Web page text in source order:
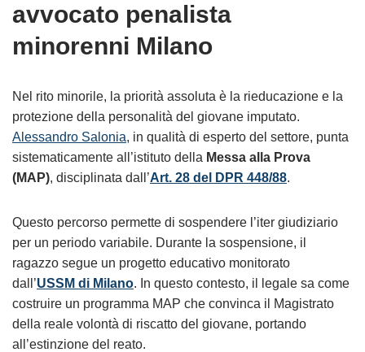
avvocato penalista
minorenni Milano
Nel rito minorile, la priorità assoluta è la rieducazione e la
protezione della personalità del giovane imputato.
Alessandro Salonia, in qualità di esperto del settore, punta
sistematicamente all’istituto della Messa alla Prova
(MAP), disciplinata dall’Art. 28 del DPR 448/88.
Questo percorso permette di sospendere l’iter giudiziario
per un periodo variabile. Durante la sospensione, il
ragazzo segue un progetto educativo monitorato
dall’USSM di Milano. In questo contesto, il legale sa come
costruire un programma MAP che convinca il Magistrato
della reale volontà di riscatto del giovane, portando
all’estinzione del reato.